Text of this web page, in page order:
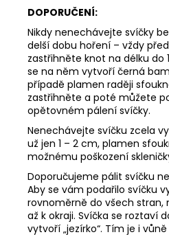
DOPORUČENÍ:
Nikdy nenechávejte svíčky
delší dobu hoření – vždy
zastřihněte knot na délku do
se na něm vytvoří černá
případě plamen raději
zastřihněte a poté můžete
opětovném pálení svíčky.
Nenechávejte svíčku zcela
už jen 1 – 2 cm, plamen
možnému poškození
Doporučujeme pálit svíčku
Aby se vám podařilo svíčku
rovnoměrně do všech stran,
až k okraji. Svíčka se roztaví
vytvoří „jezírko“. Tím je i